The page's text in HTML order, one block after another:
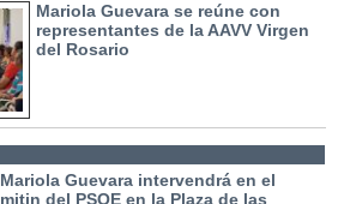
Mariola Guevara se reúne con
representantes de la AAVV Virgen
del Rosario
Mariola Guevara intervendrá en el
mitin del PSOE en la Plaza de las